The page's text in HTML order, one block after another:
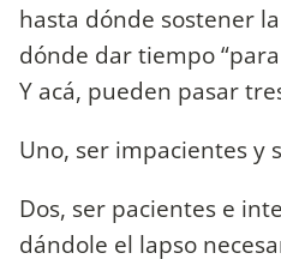
hasta dónde sostener
dónde dar tiempo
Y acá, pueden pasar
Uno, ser impacientes y
Dos, ser pacientes e
dándole el lapso